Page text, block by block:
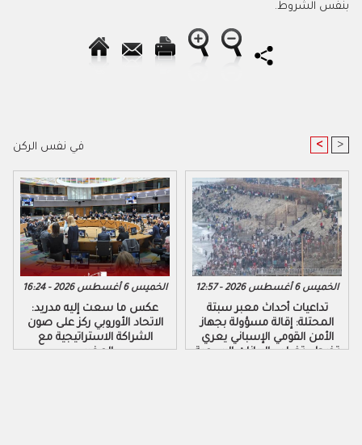
بنفس الشروط.
في نفس الركن < >
الخميس 6 أغسطس 2026 - 16:24
عكس ما سعت إليه مدريد:
الاتحاد الأوروبي ركز على صون
الشراكة الاستراتيجية مع
المغرب
الخميس 6 أغسطس 2026 - 12:57
تداعيات أحداث معبر سبتة
المحتلة: إقالة مسؤولة بجهاز
الأمن القومي الإسباني يعري
تخبط وتضارب البيانات الرسمية